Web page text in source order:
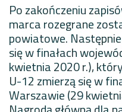
Po zakończeniu
marca rozegrane
powiatowe.
się w finałach
kwietnia 2020 r.),
U-12 zmierzą się w
Warszawie (29